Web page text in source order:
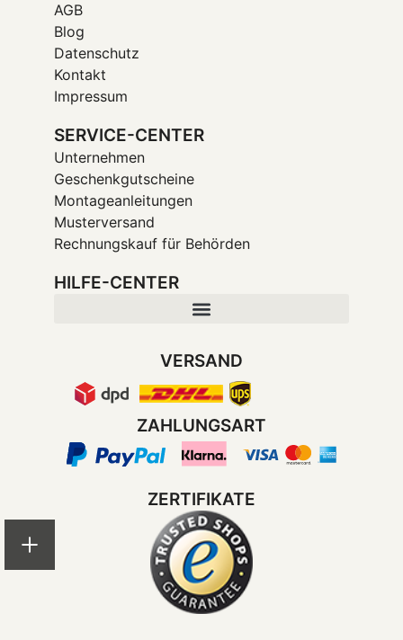
AGB
Blog
Datenschutz
Kontakt
Impressum
SERVICE-CENTER
Unternehmen
Geschenkgutscheine
Montageanleitungen
Musterversand
Rechnungskauf für Behörden
HILFE-CENTER
VERSAND
ZAHLUNGSART
ZERTIFIKATE